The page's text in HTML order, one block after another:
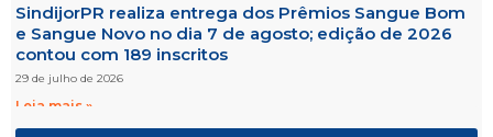
SindijorPR realiza entrega dos Prêmios Sangue Bom
e Sangue Novo no dia 7 de agosto; edição de 2026
contou com 189 inscritos
29 de julho de 2026
Leia mais »